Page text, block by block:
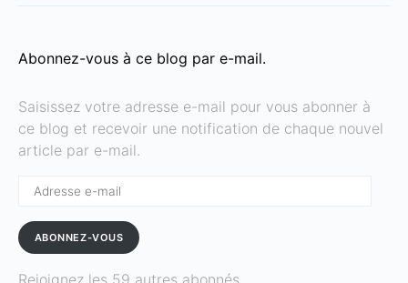
Abonnez-vous à ce blog par e-mail.
Saisissez votre adresse e-mail pour vous abonner à
ce blog et recevoir une notification de chaque nouvel
article par e-mail.
ABONNEZ-VOUS